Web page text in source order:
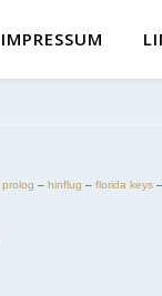
IMPRESSUM
prolog – hinflug – florida keys